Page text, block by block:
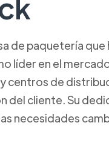
de paquetería
líder en el
centros de
del cliente. Su
necesidades